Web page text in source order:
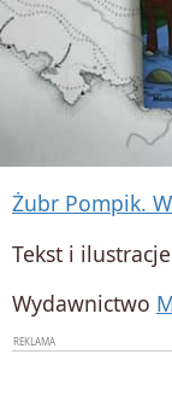
Żubr Pompik.
Tekst i
Wydawnictwo